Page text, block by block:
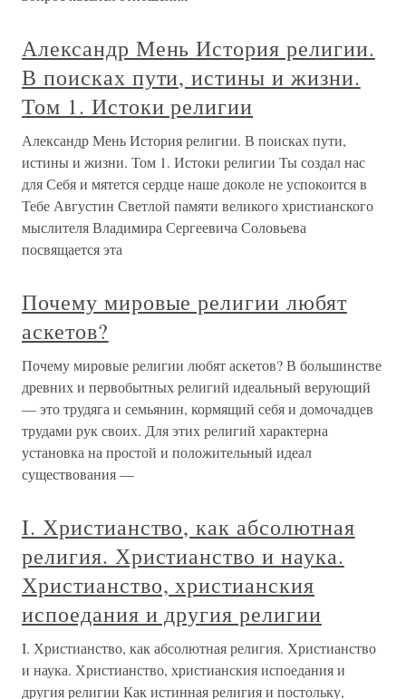
Александр Мень История религии.
В поисках пути, истины и жизни.
Том 1. Истоки религии
Александр Мень История религии. В поисках пути,
истины и жизни. Том 1. Истоки религии Ты создал нас
для Себя и мятется сердце наше доколе не успокоится в
Тебе Августин Светлой памяти великого христианского
мыслителя Владимира Сергеевича Соловьева
посвящается эта
Почему мировые религии любят
аскетов?
Почему мировые религии любят аскетов? В большинстве
древних и первобытных религий идеальный верующий
— это трудяга и семьянин, кормящий себя и домочадцев
трудами рук своих. Для этих религий характерна
установка на простой и положительный идеал
существования —
I. Христианство, как абсолютная
религия. Христианство и наука.
Христианство, христианския
испоедания и другия религии
I. Христианство, как абсолютная религия. Христианство
и наука. Христианство, христианския испоедания и
другия религии Как истинная религия и постольку,